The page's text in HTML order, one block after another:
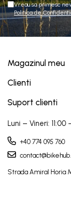
Vreau sa primesc
Politica de
Magazinul meu
Clienti
Suport clienti
Luni – Vineri: 11:00
+40 774 095 760